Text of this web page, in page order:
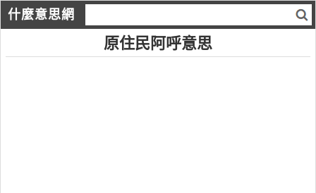
什麼意思網
原住民阿呼意思